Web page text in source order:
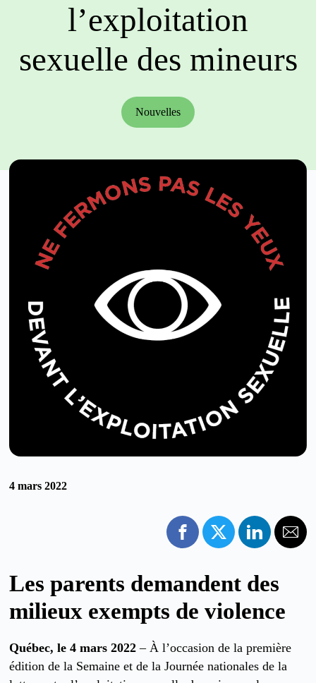
l’exploitation
sexuelle des mineurs
Nouvelles
4 mars 2022
Les parents demandent des
milieux exempts de violence
Québec, le 4 mars 2022 – À l’occasion de la première
édition de la Semaine et de la Journée nationales de la